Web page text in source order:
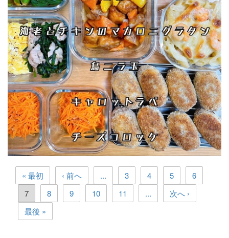
« 最初 ‹ 前へ ... 3 4 5
6
7
8 9 10 11 ...
次へ ›
最後 »